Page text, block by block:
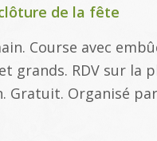
de la fête
Course avec
grands. RDV sur la
Gratuit. Organisé par